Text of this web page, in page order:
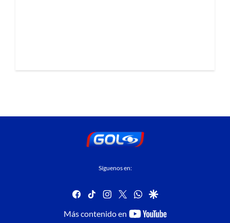
Síguenos en:
facebook
tiktok instagram
twitterwhatsapp
google
Más contenido en
youtube-